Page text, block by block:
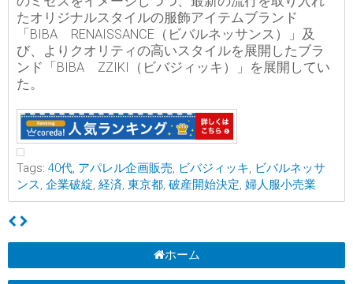
たオリジナルスタイルの服飾アイテムブランド
「BIBA RENAISSANCE（ビバルネッサンス）」及
び、よりクオリティの高いスタイルを展開したブラ
ンド「BIBA ZZIKI（ビバジィッキ）」を展開してい
た。
Tags: 40代, アパレル企画販売, ビバジィッキ, ビバルネッサ
ンス, 企業破綻, 経済, 東京都, 破産開始決定, 婦人服小売業
ホーム